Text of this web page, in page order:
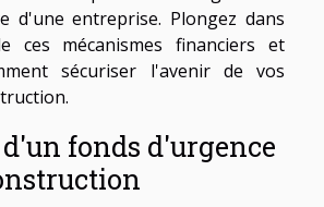
d'une entreprise. Plongez dans
ces mécanismes financiers et
sécuriser l'avenir de vos
d'un fonds d'urgence